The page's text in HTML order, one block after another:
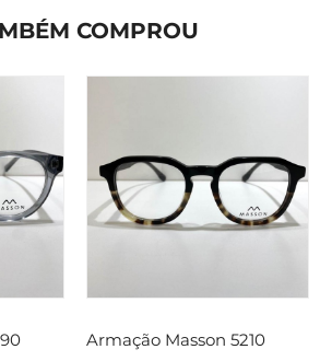
COMPROU
Armação Masson 5210